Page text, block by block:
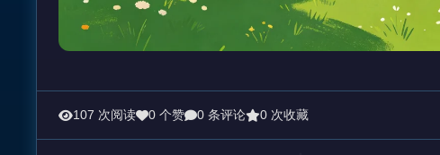
107 次阅读 0 个赞 0 条评论 0 次收藏